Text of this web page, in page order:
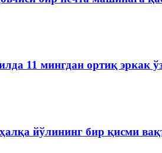
11 мингдан ортиқ эркак
йўлининг бир қисми